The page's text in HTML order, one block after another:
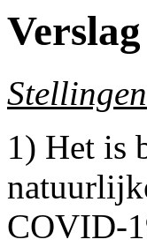
Stellingen
1) Het is
COVID-